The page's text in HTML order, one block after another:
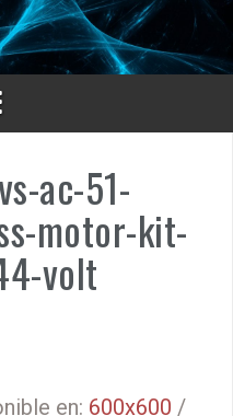
ac-51-
motor-kit-
volt
en: 600x600 /